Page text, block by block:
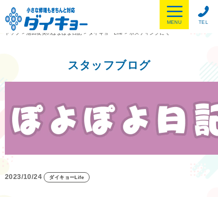
TEL
MENU
トップ
> 池田友美のぽよぽよ日記 > ダイキョーLife > ポスティングにて
スタッフブログ
2023/10/24 ダイキョーLife